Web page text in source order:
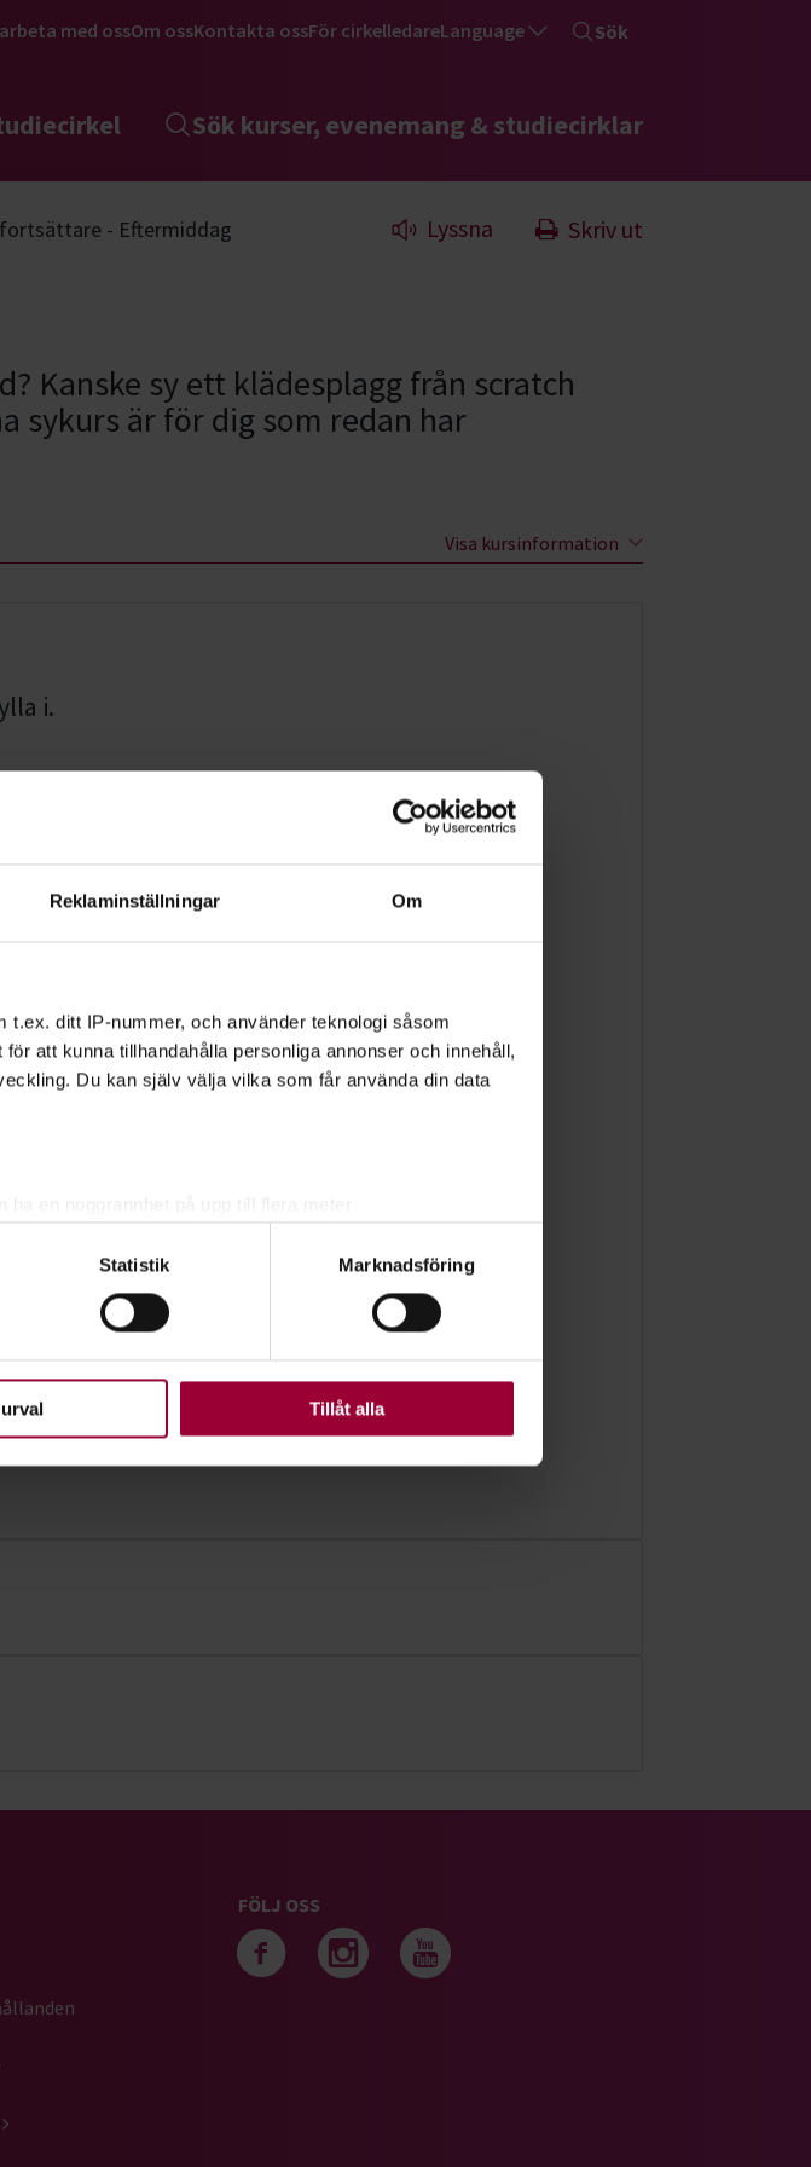
Reklaminställningar Om
t.ex. ditt IP-nummer, och använder teknologi såsom
att kunna tillhandahålla personliga annonser och innehåll,
Du kan själv välja vilka som får använda din data
en noggrannhet på upp till flera meter
ställ in dina preferenser i
detaljsektionen . Du kan ändra
kakor (cookies) på vår webbplats. Vissa kakor är
Statistik Marknadsföring
Tillåt alla
med ossOm ossKontakta ossFör cirkelledareLanguage Sök
Sök kurser, evenemang & studiecirklar
- Eftermiddag Lyssna Skriv ut
Kanske sy ett klädesplagg från scratch
sykurs är för dig som redan har
Visa kursinformation
i.
FÖLJ OSS
Följ oss på facebook
Följ oss på instagram
Följ oss på youtube